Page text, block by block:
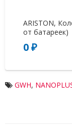
ARISTON,
от батареек)
0 ₽
GWH,